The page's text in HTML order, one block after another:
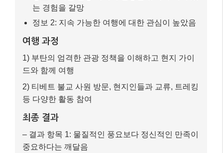
는 경험을 갈망
정보 2: 지속 가능한 여행에 대한 관심이 높았음
여행 과정
1) 부탄의 엄격한 관광 정책을 이해하고 현지 가이
드와 함께 여행
2) 티베트 불교 사원 방문, 현지인들과 교류, 트레킹
등 다양한 활동 참여
최종 결과
– 결과 항목 1: 물질적인 풍요보다 정신적인 만족이
중요하다는 깨달음